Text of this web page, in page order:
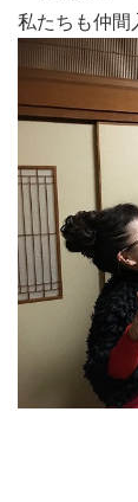
私たちも仲間